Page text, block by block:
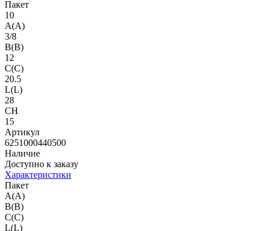
Пакет
10
A(A)
3/8
B(B)
12
C(C)
20.5
L(L)
28
CH
15
Артикул
6251000440500
Наличие
Доступно к заказу
Характеристики
Пакет
A(A)
B(B)
C(C)
L(L)